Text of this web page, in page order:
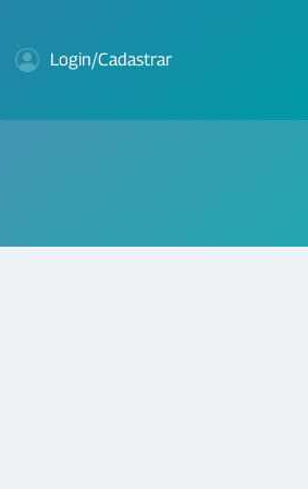
Login/Cadastrar